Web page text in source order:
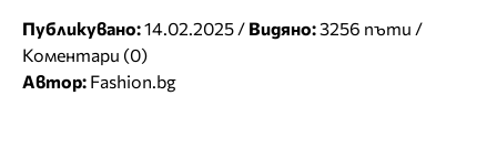
Публикувано:14.02.2025 / Видяно:3256 пъти /
Коментари (0)
Автор: Fashion.bg